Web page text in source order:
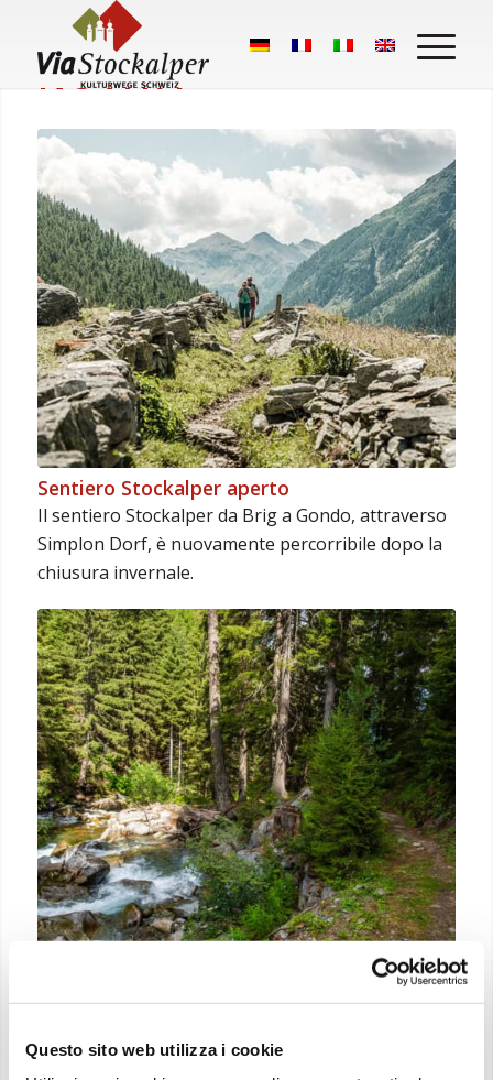
Questo sito web utilizza i cookie
NOVITÀ
Sentiero Stockalper aperto
Il sentiero Stockalper da Brig a Gondo, attraverso
Simplon Dorf, è nuovamente percorribile dopo la
chiusura invernale.
A causa dell’elevato pericolo di caduta massi nella
Stockalper tra Schallberg e Mittubäch è